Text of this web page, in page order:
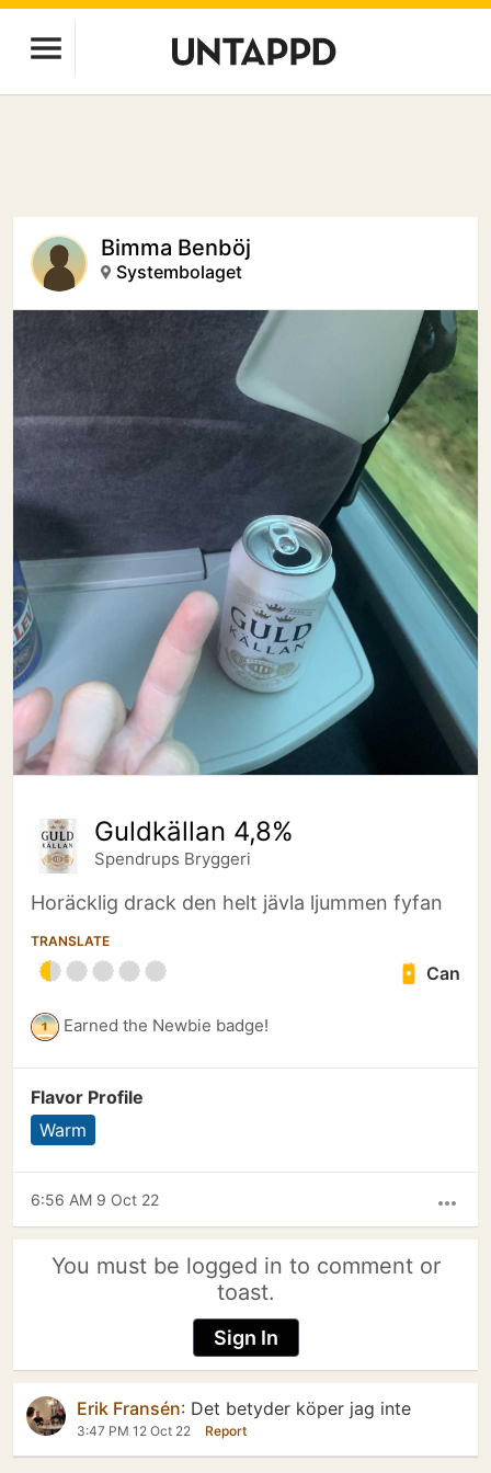
Bimma Benböj
Systembolaget
Guldkällan 4,8%
Spendrups Bryggeri
Horäcklig drack den helt jävla ljummen fyfan
TRANSLATE
Can
Earned the Newbie badge!
Flavor Profile
Warm
more_horiz
6:56 AM 9 Oct 22
You must be logged in to comment or
toast.
Sign In
Erik Fransén: Det betyder köper jag inte
3:47 PM 12 Oct 22 Report